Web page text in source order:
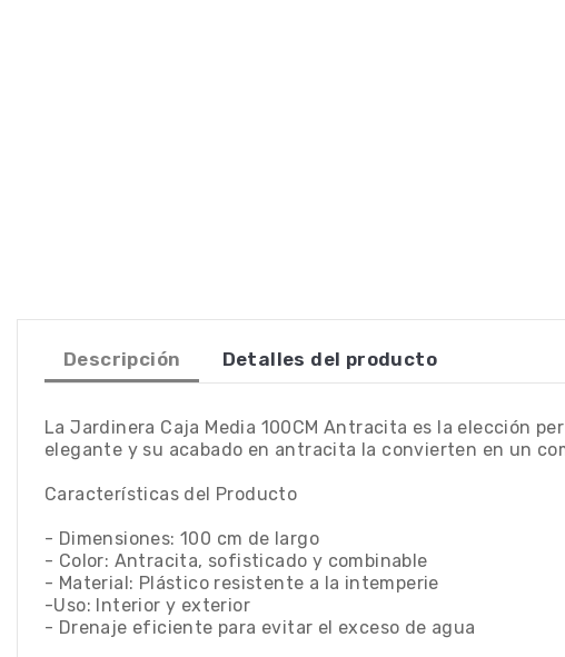
Descripción Detalles del producto
La Jardinera Caja Media 100CM Antracita es la elección
elegante y su acabado en antracita la convierten en un
Características del Producto
- Dimensiones: 100 cm de largo
- Color: Antracita, sofisticado y combinable
- Material: Plástico resistente a la intemperie
-Uso: Interior y exterior
- Drenaje eficiente para evitar el exceso de agua